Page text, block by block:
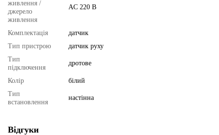
живлення /
джерело
живлення
AC 220 В
Комплектація
датчик
Тип пристрою
датчик руху
Тип
підключення
дротове
Колір
білий
Тип
встановлення
настінна
Відгуки